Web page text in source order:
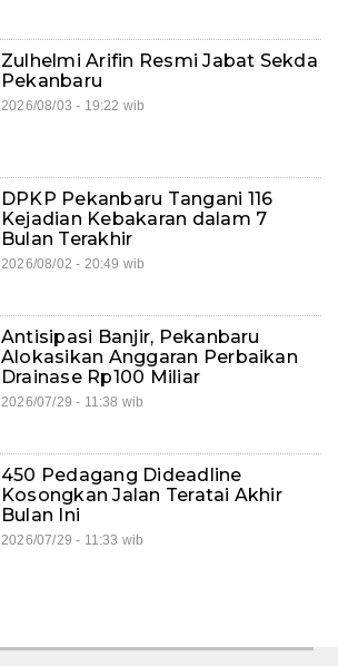
Zulhelmi Arifin Resmi Jabat Sekda
Pekanbaru
2026/08/03 - 19:22 wib
DPKP Pekanbaru Tangani 116
Kejadian Kebakaran dalam 7
Bulan Terakhir
2026/08/02 - 20:49 wib
Antisipasi Banjir, Pekanbaru
Alokasikan Anggaran Perbaikan
Drainase Rp100 Miliar
2026/07/29 - 11:38 wib
450 Pedagang Dideadline
Kosongkan Jalan Teratai Akhir
Bulan Ini
2026/07/29 - 11:33 wib